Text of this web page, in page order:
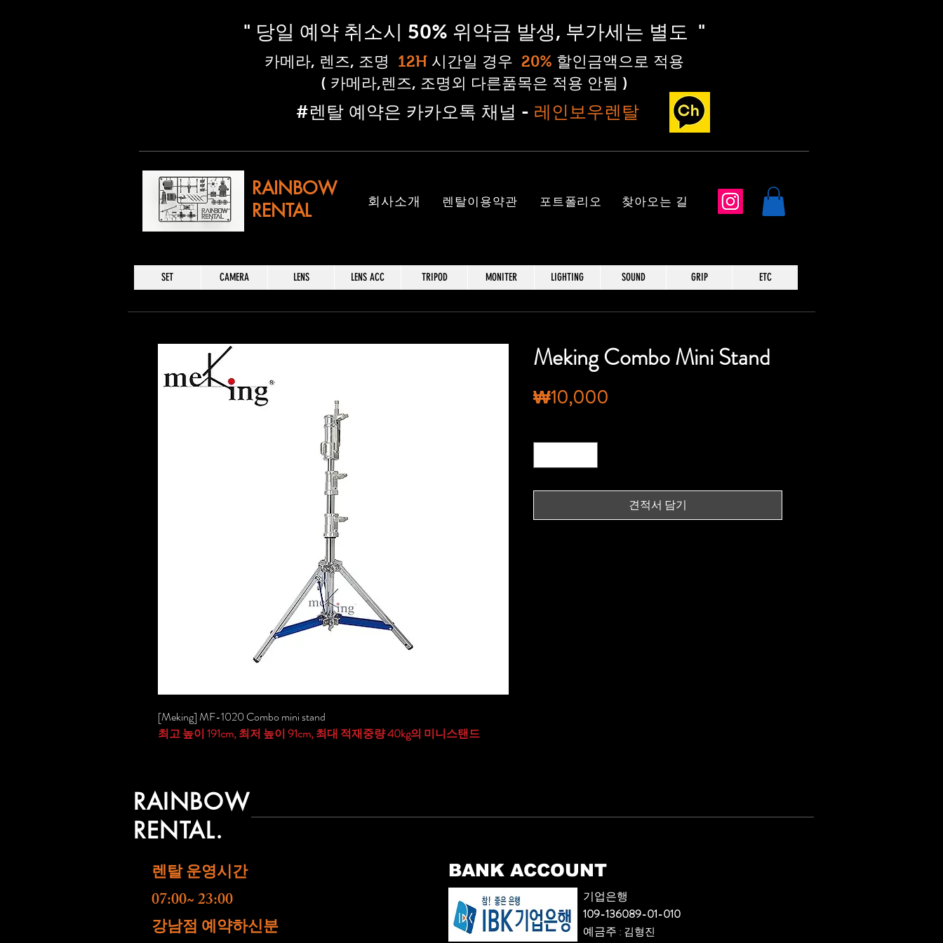
" 당일 예약 취소시 50% 위약금 발생, 부가세는 별도 "
​카메라, 렌즈, 조명 12H시간일 경우 20% 할인금액으로 적용
( 카메라,렌즈, 조명외 다른품목은 적용 안됨 )
​#렌탈 예약은 카카오톡 채널 - 레인보우렌탈
RAINBOW
RENTAL
​회사소개 렌탈이용약관 포트폴리오 ​찾아오는 길
SET CAMERA LENS LENS ACC TRIPOD MONITER LIGHTING SOUND GRIP ETC
[Meking] MF-1020 Combo mini stand
최고 높이 191cm, 최저 높이 91cm, 최대 적재중량 40kg의 미니스탠드
Meking Combo Mini Stand
₩10,000
견적서 담기
RAINBOW
RENTAL.
렌탈 운영시간
07:00~ 23:00
​강남점 예약하신분
BANK ACCOUNT
기업은행
109-136089-01-010
​예금주 : 김형진